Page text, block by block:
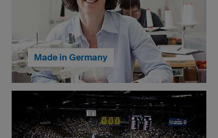
Made in Germany
Unsere eSports-Shirts werden in Deutschland
gefertigt. Wir haben somit die volle Kontrolle über die